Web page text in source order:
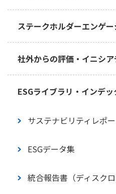
生物多様性保全への取
人材確保・人材育成
障がいのあるお客さまへ
コンプライアンス（法
の防止
リスクマネジメント
情報セキュリティ
適正な税務の取り組み
サステナブル投資方針・
ステークホルダーエンゲ
基本的な考え方
社外からの評価・イニシ
ESGライブラリ・インデッ
サステナビリティレポ
ESGデータ集
統合報告書（ディスクロ